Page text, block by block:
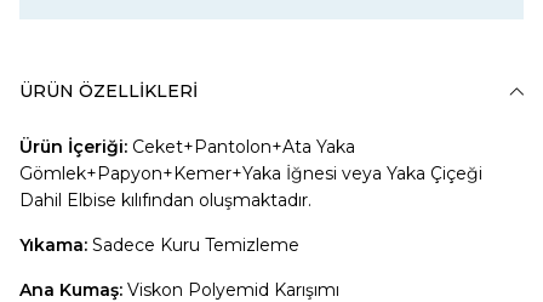
ÜRÜN ÖZELLIKLERI
Ürün İçeriği: Ceket+Pantolon+Ata Yaka
Gömlek+Papyon+Kemer+Yaka İğnesi veya Yaka Çiçeği
Dahil Elbise kılıfından oluşmaktadır.
Yıkama: Sadece Kuru Temizleme
Ana Kumaş: Viskon Polyemid Karışımı